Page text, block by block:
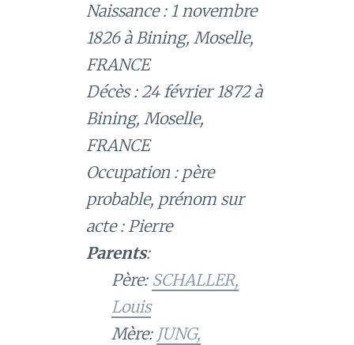
Naissance : 1 novembre
1826 à Bining, Moselle,
FRANCE
Décès : 24 février 1872 à
Bining, Moselle,
FRANCE
Occupation : père
probable, prénom sur
acte : Pierre
Parents:
Père: SCHALLER,
Louis
Mère: JUNG,